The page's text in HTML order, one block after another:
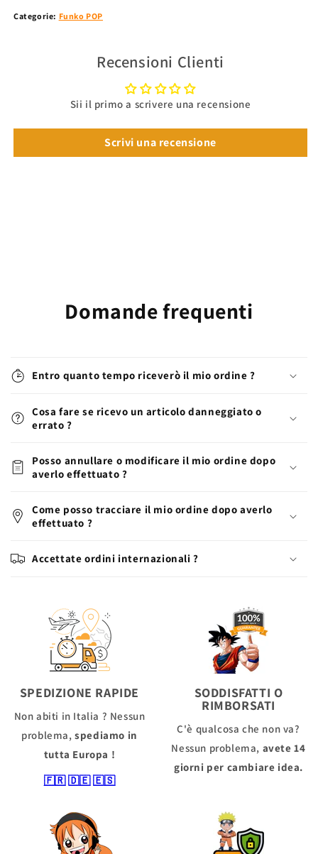
Categorie: Funko POP
Recensioni Clienti
Sii il primo a scrivere una recensione
Scrivi una recensione
Domande frequenti
Entro quanto tempo riceverò il mio ordine ?
Cosa fare se ricevo un articolo danneggiato o
errato ?
Posso annullare o modificare il mio ordine dopo
averlo effettuato ?
Come posso tracciare il mio ordine dopo averlo
effettuato ?
Accettate ordini internazionali ?
SPEDIZIONE RAPIDE
Non abiti in Italia ? Nessun
problema, spediamo in
tutta Europa !
🇫🇷🇩🇪🇪🇸
SODDISFATTI O
RIMBORSATI
C'è qualcosa che non va?
Nessun problema, avete 14
giorni per cambiare idea.